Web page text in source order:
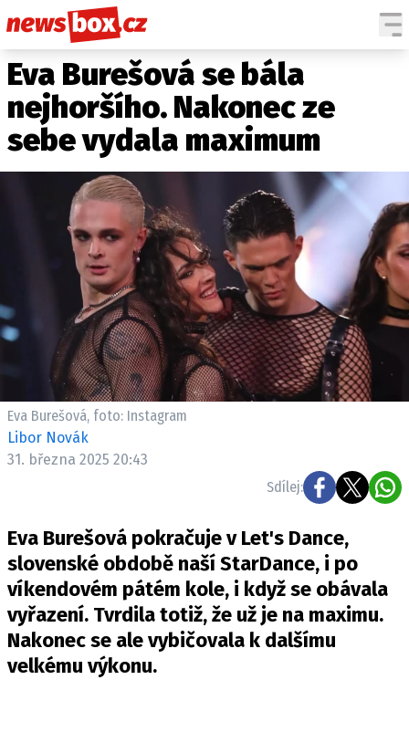
DOMÁCÍ
ZAHRANIČÍ
POČASÍ
KRIMI
EKONOMIKA
KULTURA
SPOLEČNOST
ČESKÉ CELEBRITY
SLEDUJTE NÁS NA|
Máte příběh, fotku nebo video?
Pošlete e-mail na newsbox.cz
KONTAKT
VYDAVATEL
INZERCE
OSOBNÍ ÚDAJE / COOKIES
VOLNÁ MÍSTA
Eva Burešová se bála
nejhoršího. Nakonec ze
sebe vydala maximum
Eva Burešová, foto: Instagram
Libor Novák
31. března 2025 20:43
Sdílej:
Eva Burešová pokračuje v Let's Dance,
slovenské obdobě naší StarDance, i po
víkendovém pátém kole, i když se obávala
vyřazení. Tvrdila totiž, že už je na maximu.
Nakonec se ale vybičovala k dalšímu
velkému výkonu.